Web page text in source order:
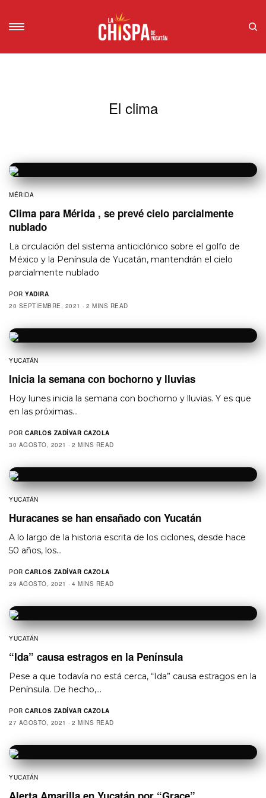
El clima
MÉRIDA
Clima para Mérida , se prevé cielo parcialmente
nublado
La circulación del sistema anticiclónico sobre el golfo de
México y la Península de Yucatán, mantendrán el cielo
parcialmente nublado
POR YADIRA
20 SEPTIEMBRE, 2021
2 MINS READ
YUCATÁN
Inicia la semana con bochorno y lluvias
Hoy lunes inicia la semana con bochorno y lluvias. Y es que
en las próximas…
POR CARLOS ZADÍVAR CAZOLA
30 AGOSTO, 2021
2 MINS READ
YUCATÁN
Huracanes se han ensañado con Yucatán
A lo largo de la historia escrita de los ciclones, desde hace
50 años, los…
POR CARLOS ZADÍVAR CAZOLA
29 AGOSTO, 2021
4 MINS READ
YUCATÁN
“Ida” causa estragos en la Península
Pese a que todavía no está cerca, “Ida” causa estragos en la
Península. De hecho,…
POR CARLOS ZADÍVAR CAZOLA
27 AGOSTO, 2021
2 MINS READ
YUCATÁN